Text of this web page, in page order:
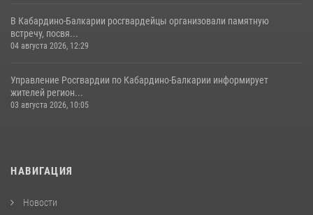
В Кабардино-Балкарии росгвардейцы организовали памятную
встречу, посвя...
04 августа 2026, 12:29
Управление Росгвардии по Кабардино-Балкарии информирует
жителей регион...
03 августа 2026, 10:05
НАВИГАЦИЯ
Новости